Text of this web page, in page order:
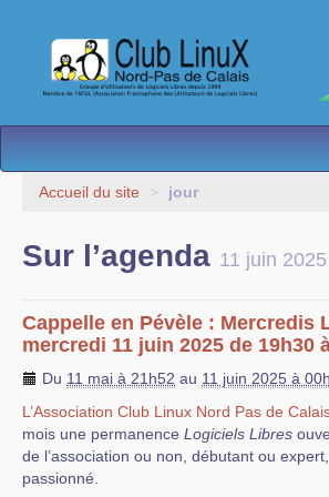
L’Association
Besoin d’Aide ?
Contact
Espace membres
Accueil du site > jour
Sur l’agenda 11 juin 2025
Cappelle en Pévèle : Mercredis
mercredi 11 juin 2025 de 19h30
Du 11 mai à 21h52 au 11 juin 2025 à
L’Association Club Linux Nord Pas de
mois une permanence Logiciels Libres
de l’association ou non, débutant ou
passionné.